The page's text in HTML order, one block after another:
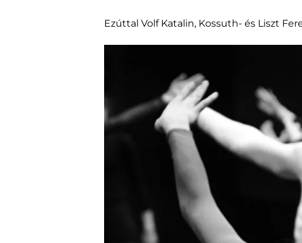
Ezúttal Volf Katalin, Kossuth- és Liszt